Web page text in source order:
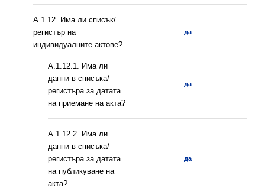
А.1.12. Има ли списък/
регистър на
индивидуалните актове?
да
A.1.12.1. Има ли
данни в списъка/
регистъра за датата
на приемане на акта?
да
A.1.12.2. Има ли
данни в списъка/
регистъра за датата
на публикуване на
акта?
да